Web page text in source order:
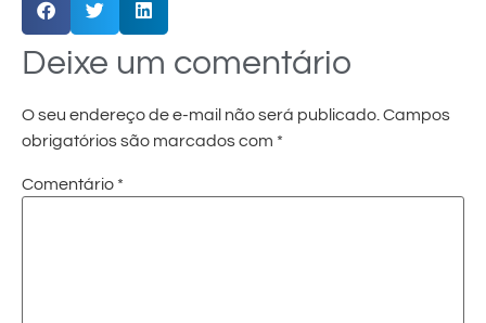
Deixe um comentário
O seu endereço de e-mail não será publicado.Campos
obrigatórios são marcados com *
Comentário *